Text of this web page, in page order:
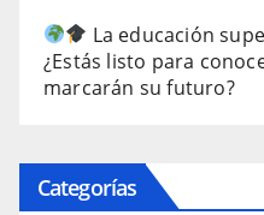
La educación
¿Estás listo para
marcarán su futuro?
Categorías